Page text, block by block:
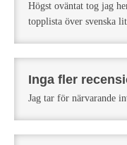
Högst oväntat tog jag
topplista över svenska
Inga fler
Jag tar för närvarande